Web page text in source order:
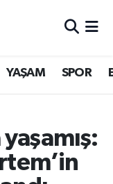
YAŞAM SPOR